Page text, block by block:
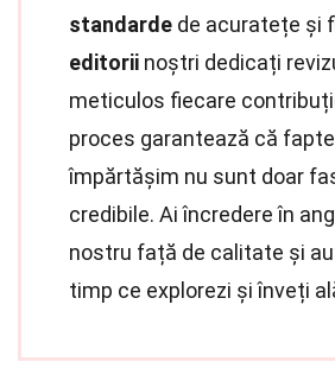
standarde de acuratețe și
editorii noștri dedicați
meticulos fiecare
proces garantează că
împărtășim nu sunt doar
credibile. Ai încredere în
nostru față de calitate și
timp ce explorezi și înveți